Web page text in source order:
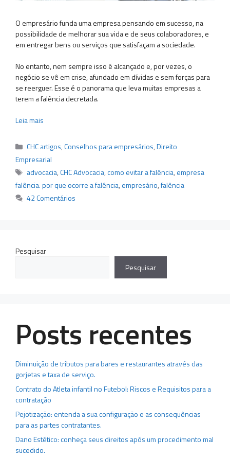
O empresário funda uma empresa pensando em sucesso, na
possibilidade de melhorar sua vida e de seus colaboradores, e
em entregar bens ou serviços que satisfaçam a sociedade.
No entanto, nem sempre isso é alcançado e, por vezes, o
negócio se vê em crise, afundado em dívidas e sem forças para
se reerguer. Esse é o panorama que leva muitas empresas a
terem a falência decretada.
Leia mais
Categorias
CHC artigos,Conselhos para empresários,Direito
Empresarial
Tags
advocacia,CHC Advocacia,como evitar a falência, empresa
falência. por que ocorre a falência, empresário,falência
42 Comentários
Pesquisar
Pesquisar
Posts recentes
Diminuição de tributos para bares e restaurantes através das
gorjetas e taxa de serviço.
Contrato do Atleta infantil no Futebol: Riscos e Requisitos para a
contratação
Pejotização: entenda a sua configuração e as consequências
para as partes contratantes.
Dano Estético: conheça seus direitos após um procedimento mal
sucedido.